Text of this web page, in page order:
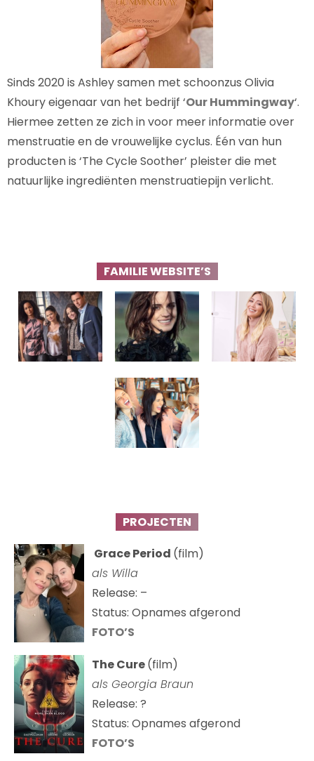
Sinds 2020 is Ashley samen met schoonzus Olivia
Khoury eigenaar van het bedrijf ‘Our Hummingway‘.
Hiermee zetten ze zich in voor meer informatie over
menstruatie en de vrouwelijke cyclus. Één van hun
producten is ‘The Cycle Soother’ pleister die met
natuurlijke ingrediënten menstruatiepijn verlicht.
FAMILIE WEBSITE’S
PROJECTEN
Grace Period (film)
als Willa
Release: –
Status: Opnames afgerond
FOTO’S
The Cure(film)
als Georgia Braun
Release: ?
Status: Opnames afgerond
FOTO’S